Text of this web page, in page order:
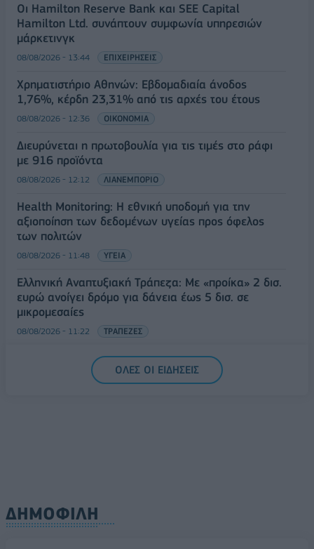
Οι Hamilton Reserve Bank και SEE Capital
Hamilton Ltd. συνάπτουν συμφωνία υπηρεσιών
μάρκετινγκ
08/08/2026 - 13:44 ΕΠΙΧΕΙΡΗΣΕΙΣ
Χρηματιστήριο Αθηνών: Εβδομαδιαία άνοδος
1,76%, κέρδη 23,31% από τις αρχές του έτους
08/08/2026 - 12:36 ΟΙΚΟΝΟΜΙΑ
Διευρύνεται η πρωτοβουλία για τις τιμές στο ράφι
με 916 προϊόντα
08/08/2026 - 12:12 ΛΙΑΝΕΜΠΟΡΙΟ
Health Monitoring: Η εθνική υποδομή για την
αξιοποίηση των δεδομένων υγείας προς όφελος
των πολιτών
08/08/2026 - 11:48 ΥΓΕΙΑ
Ελληνική Αναπτυξιακή Τράπεζα: Με «προίκα» 2 δισ.
ευρώ ανοίγει δρόμο για δάνεια έως 5 δισ. σε
μικρομεσαίες
08/08/2026 - 11:22 ΤΡΑΠΕΖΕΣ
5G παντού, 6G στον ορίζοντα: Πού βρίσκεται η
Ελλάδα στη μεγάλη τεχνολογική μετάβαση
ΟΛΕΣ ΟΙ ΕΙΔΗΣΕΙΣ
ΔΗΜΟΦΙΛΗ